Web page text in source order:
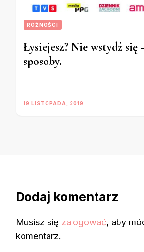
RÓŻNOŚCI
Łysiejesz? Nie wstydź się
sposoby.
19 LISTOPADA, 2019
Dodaj komentarz
Musisz się zalogować, aby
komentarz.